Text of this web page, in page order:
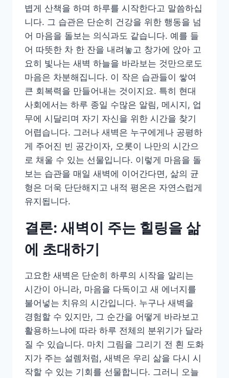
볍게 산책을 하며 하루를 시작한다고 말씀하십
니다. 그 습관은 단순히 건강을 위한 행동을 넘
어 마음을 돌보는 의식과도 같습니다. 예를 들
어 따뜻한 차 한 잔을 내려놓고 창가에 앉아 고
요히 빛나는 새벽 하늘을 바라보는 것만으로도
마음은 차분해집니다. 이 작은 습관들이 쌓여
큰 회복력을 만들어내는 것이지요. 특히 현대
사회에서는 하루 종일 수많은 알림, 메시지, 업
무에 시달리며 자기 자신을 위한 시간을 찾기
어렵습니다. 그러나 새벽은 누구에게나 공평하
게 주어진 빈 공간이자, 오롯이 나만의 시간으
로 채울 수 있는 선물입니다. 이렇게 마음을 돌
보는 습관을 매일 새벽에 이어간다면, 삶의 균
형은 더욱 단단해지고 내적 평온은 자연스럽게
유지됩니다.
결론: 새벽이 주는 힐링을 삶
에 초대하기
고요한 새벽은 단순히 하루의 시작을 알리는
시간이 아니라, 마음을 다독이고 새 에너지를
불어넣는 치유의 시간입니다. 누구나 새벽을
경험할 수 있지만, 그 순간을 어떻게 바라보고
활용하느냐에 따라 하루 전체의 분위기가 달라
질 수 있습니다. 마치 그림을 그리기 전 흰 도화
지가 주는 설렘처럼, 새벽은 우리 삶을 다시 시
작할 수 있는 기회를 선물합니다. 그러니 오늘